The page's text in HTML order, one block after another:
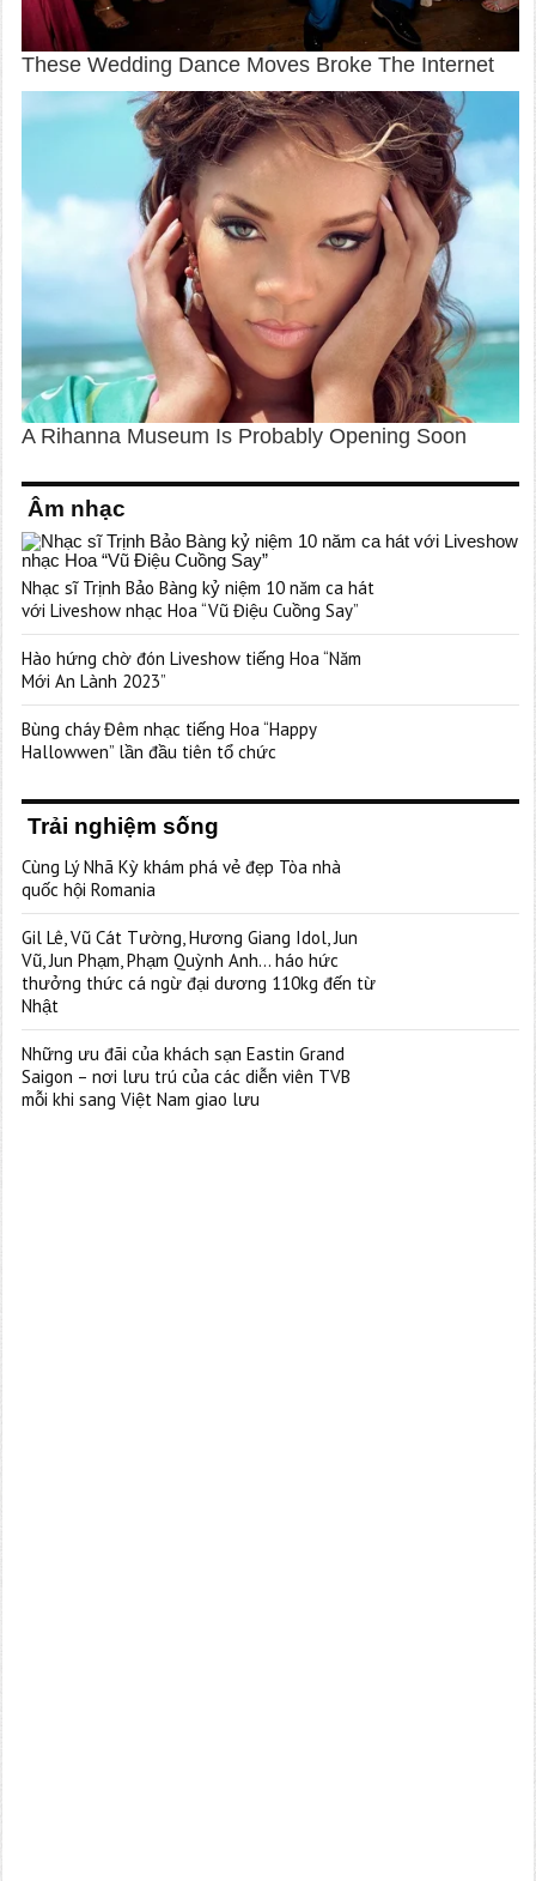
Âm nhạc
Nhạc sĩ Trịnh Bảo Bàng kỷ niệm 10 năm ca hát
với Liveshow nhạc Hoa “Vũ Điệu Cuồng Say”
Hào hứng chờ đón Liveshow tiếng Hoa “Năm
Mới An Lành 2023”
Bùng cháy Đêm nhạc tiếng Hoa “Happy
Hallowwen” lần đầu tiên tổ chức
Trải nghiệm sống
Cùng Lý Nhã Kỳ khám phá vẻ đẹp Tòa nhà
quốc hội Romania
Gil Lê, Vũ Cát Tường, Hương Giang Idol, Jun
Vũ, Jun Phạm, Phạm Quỳnh Anh… háo hức
thưởng thức cá ngừ đại dương 110kg đến từ
Nhật
Những ưu đãi của khách sạn Eastin Grand
Saigon – nơi lưu trú của các diễn viên TVB
mỗi khi sang Việt Nam giao lưu